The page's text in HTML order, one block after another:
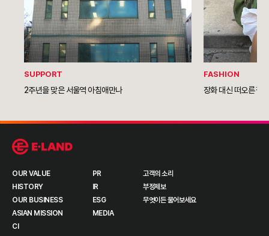
SUPPORT
2주년을 맞은 서울역 아침애만나
FASHION
장화 대신 떠오른 젤
OUR VALUE
HISTORY
OUR BUSINESS
ASIAN MISSION
CI
PR
IR
ESG
MEDIA
고객의 소리
부정제보
무엇이든 물어보세요